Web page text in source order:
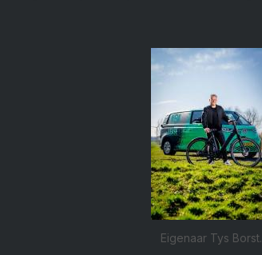
Eigenaar Tys Borst.